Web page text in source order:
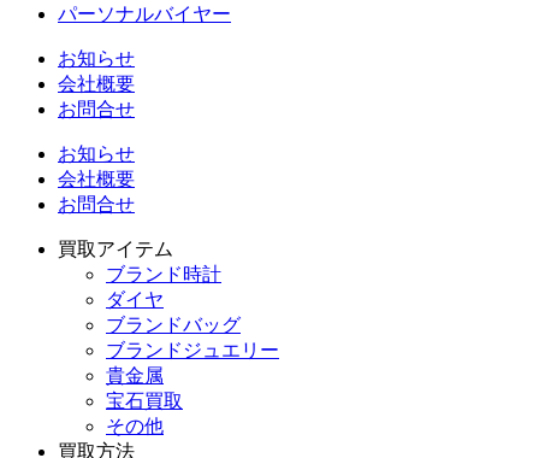
パーソナルバイヤー
お知らせ
会社概要
お問合せ
お知らせ
会社概要
お問合せ
買取アイテム
ブランド時計
ダイヤ
ブランドバッグ
ブランドジュエリー
貴金属
宝石買取
その他
買取方法